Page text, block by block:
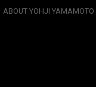
ABOUT YOHJI YAMAMOTO